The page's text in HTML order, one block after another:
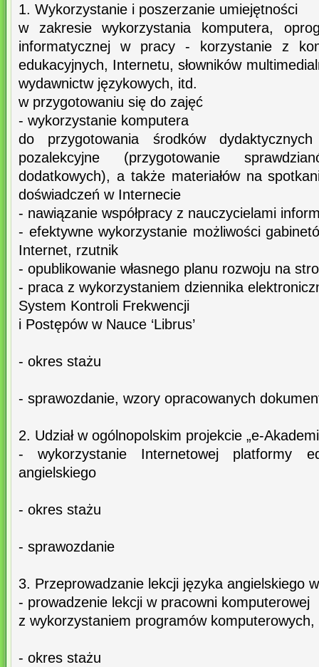
1. Wykorzystanie i poszerzanie umiejętności
w zakresie wykorzystania komputera,
informatycznej w pracy - korzystanie z
edukacyjnych, Internetu, słowników
wydawnictw językowych, itd.
w przygotowaniu się do zajęć
- wykorzystanie komputera
do przygotowania środków
pozalekcyjne (przygotowanie
dodatkowych), a także materiałów na
doświadczeń w Internecie
- nawiązanie współpracy z nauczycielami
- efektywne wykorzystanie możliwości
Internet, rzutnik
- opublikowanie własnego planu rozwoju na
- praca z wykorzystaniem dziennika
System Kontroli Frekwencji
i Postępów w Nauce ‘Librus’
- okres stażu
- sprawozdanie, wzory opracowanych
2. Udział w ogólnopolskim projekcie „e-
- wykorzystanie Internetowej platformy
angielskiego
- okres stażu
- sprawozdanie
3. Przeprowadzanie lekcji języka angielskiego
- prowadzenie lekcji w pracowni komputerowej
z wykorzystaniem programów
- okres stażu